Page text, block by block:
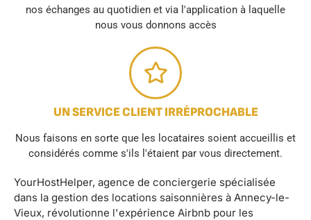
nos échanges au quotidien et via l'application à laquelle
nous vous donnons accès
UN SERVICE CLIENT IRRÉPROCHABLE
Nous faisons en sorte que les locataires soient accueillis et
considérés comme s'ils l'étaient par vous directement.
YourHostHelper, agence de conciergerie spécialisée
dans la gestion des locations saisonnières à Annecy-le-
Vieux, révolutionne l'expérience Airbnb pour les